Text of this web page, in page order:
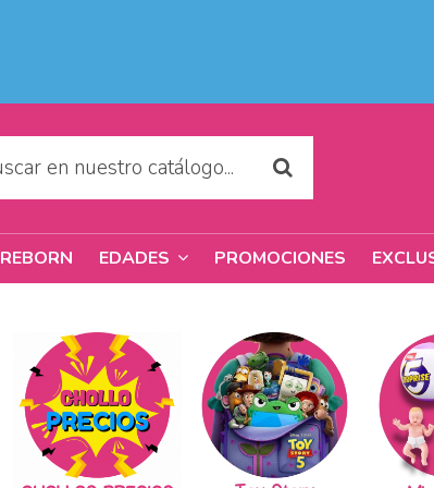
REBORN EDADES PROMOCIONES